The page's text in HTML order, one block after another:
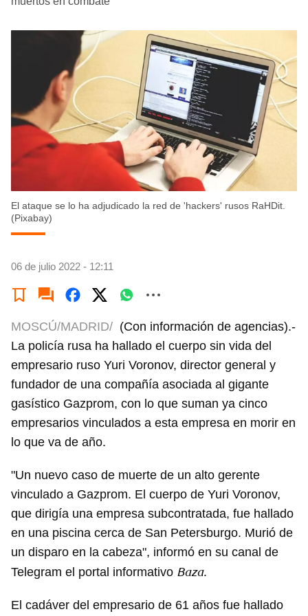
El ataque se lo ha adjudicado la red de 'hackers' rusos RaHDit.
(Pixabay)
06 de julio 2022 - 12:11
MOSCÚ/MADRID/ (Con información de agencias).-
La policía rusa ha hallado el cuerpo sin vida del
empresario ruso Yuri Voronov, director general y
fundador de una compañía asociada al gigante
gasístico Gazprom, con lo que suman ya cinco
empresarios vinculados a esta empresa en morir en
lo que va de año.
"Un nuevo caso de muerte de un alto gerente
vinculado a Gazprom. El cuerpo de Yuri Voronov,
que dirigía una empresa subcontratada, fue hallado
en una piscina cerca de San Petersburgo. Murió de
un disparo en la cabeza", informó en su canal de
Telegram el portal informativo Baza.
El cadáver del empresario de 61 años fue hallado